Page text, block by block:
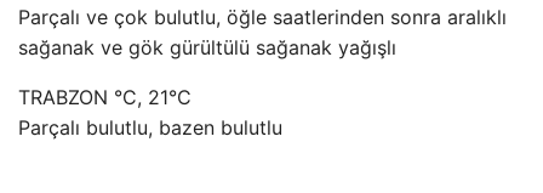
Parçalı ve çok bulutlu, öğle saatlerinden sonra aralıklı
sağanak ve gök gürültülü sağanak yağışlı
TRABZON °C, 21°C
Parçalı bulutlu, bazen bulutlu